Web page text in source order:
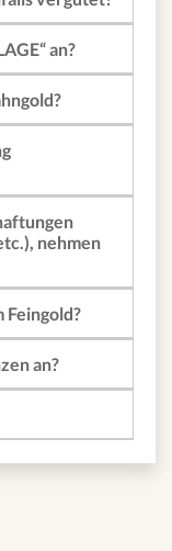
an?
nehmen
an?